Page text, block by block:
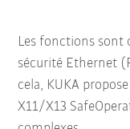
Les fonctions sont
sécurité Ethernet
cela, KUKA
X11/X13